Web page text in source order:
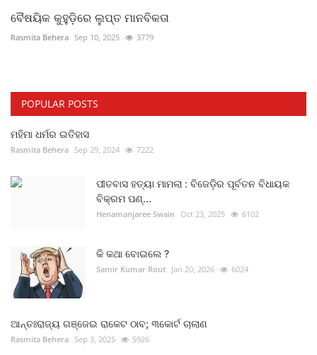
ବୈଷୟିକ କୁହୁଡ଼ିରେ ଲୁପ୍ତ ମାନବିକତା
Rasmita Behera Sep 10, 2025 3779
POPULAR POSTS
ମହିମା ଧର୍ମର ଇତିହାସ
Rasmita Behera Sep 29, 2024 7222
ପୀତବାସ ହତ୍ୟା ମାମଲା : ବିଜେଡ଼ିର ପୂର୍ବତନ ବିଧାୟକ
ବିକ୍ରମ ପଣ୍...
Henamanjaree Swain Oct 23, 2025 6102
କି କଥା ବୋଇଲେ ?
Samir Kumar Rout Jan 20, 2026 6024
ଆନ୍ତଃରାଜ୍ୟ ଗଞ୍ଜେଇ ରାକେଟ ଠାବ; ୩କୋର୍ଟ ଚାଲାଣ
Rasmita Behera Sep 3, 2025 5926